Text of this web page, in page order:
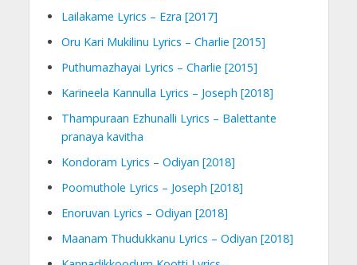
Lailakame Lyrics – Ezra [2017]
Oru Kari Mukilinu Lyrics – Charlie [2015]
Puthumazhayai Lyrics – Charlie [2015]
Karineela Kannulla Lyrics – Joseph [2018]
Thampuraan Ezhunalli Lyrics – Balettante
pranaya kavitha
Kondoram Lyrics – Odiyan [2018]
Poomuthole Lyrics – Joseph [2018]
Enoruvan Lyrics – Odiyan [2018]
Maanam Thudukkanu Lyrics – Odiyan [2018]